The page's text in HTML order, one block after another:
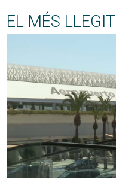
EL MÉS LLEGIT